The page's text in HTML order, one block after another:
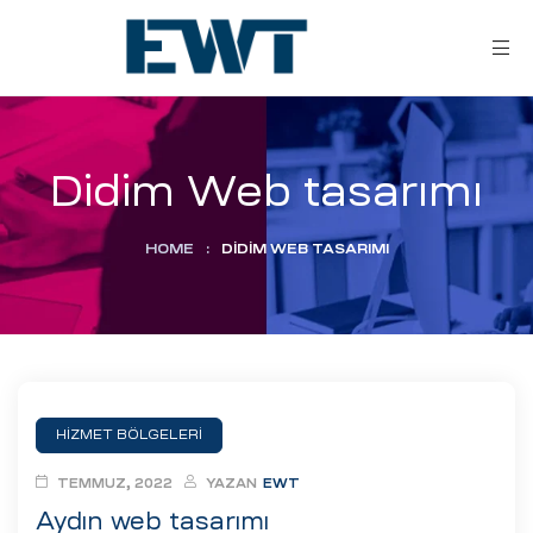
Didim Web tasarımı
HOME : DIDIM WEB TASARIMI
HİZMET BÖLGELERİ
Aydın web tasarımı
TEMMUZ, 2022 YAZAN EWT